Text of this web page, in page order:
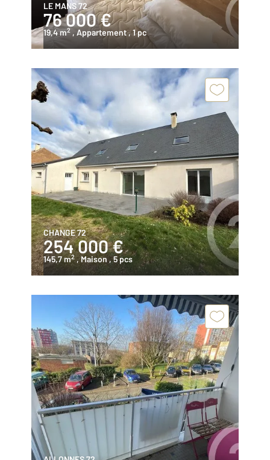
LE MANS 72
76 000 €
19,4 m2 , Appartement, 1 pc
CHANGE 72
254 000 €
145,7 m2 , Maison , 5 pcs